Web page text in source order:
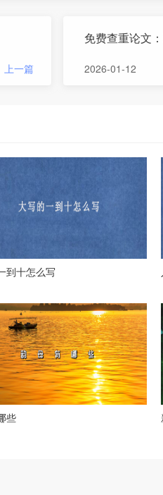
上一篇
免费查重论文
2026-01-12
到十怎么写
些